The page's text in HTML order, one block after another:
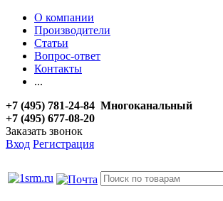
О компании
Производители
Статьи
Вопрос-ответ
Контакты
...
+7 (495) 781-24-84 Многоканальный
+7 (495) 677-08-20
Заказать звонок
Вход Регистрация